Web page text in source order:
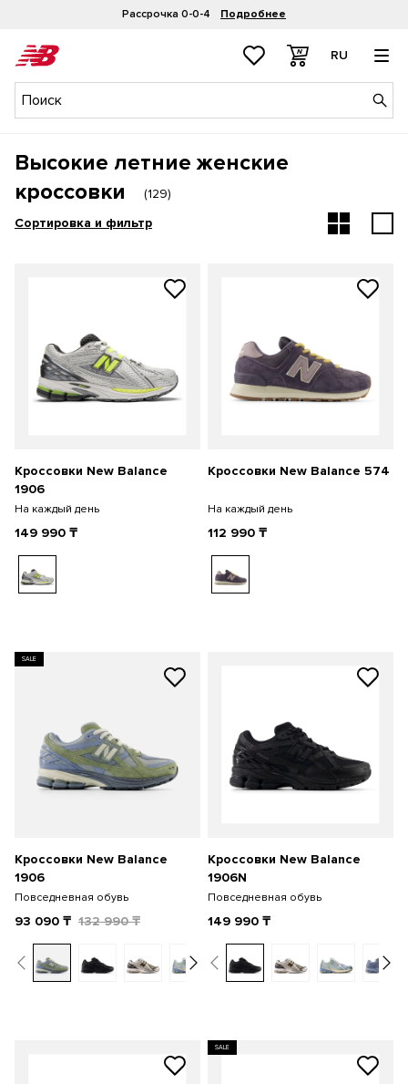
Рассрочка 0-0-4 Подробнее
RU
Высокие летние женские
кроссовки
(129)
Сортировка и фильтр
Кроссовки New Balance
1906
На каждый день
149 990 ₸
Кроссовки New Balance 574
На каждый день
112 990 ₸
SALE
Кроссовки New Balance
1906
Повседневная обувь
93 090 ₸ 132 990₸
Кроссовки New Balance
1906N
Повседневная обувь
149 990 ₸
SALE